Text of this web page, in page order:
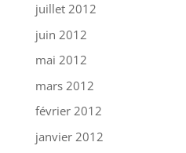
juillet 2012
juin 2012
mai 2012
mars 2012
février 2012
janvier 2012